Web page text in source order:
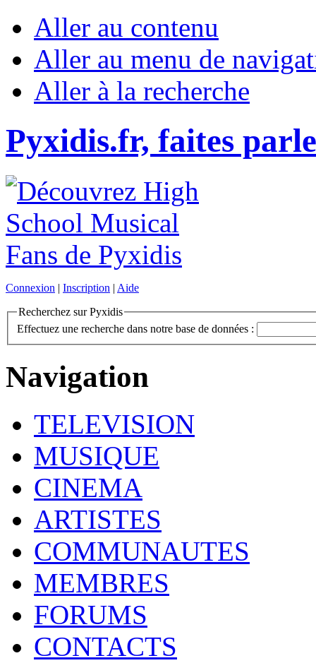
Aller au contenu
Aller au menu de
Aller à la recherche
Pyxidis.fr, faites
Connexion | Inscription | Aide
Recherchez sur Pyxidis
Effectuez une recherche dans notre base de données :
Navigation
TELEVISION
MUSIQUE
CINEMA
ARTISTES
COMMUNAUTES
MEMBRES
FORUMS
CONTACTS